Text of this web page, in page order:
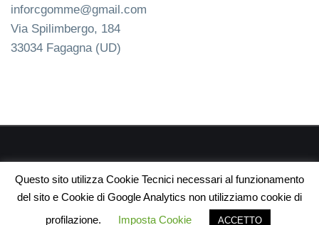
inforcgomme@gmail.com
Via Spilimbergo, 184
33034 Fagagna (UD)
webdesign
Questo sito utilizza Cookie Tecnici necessari al funzionamento
del sito e Cookie di Google Analytics non utilizziamo cookie di
profilazione.
Imposta Cookie ACCETTO